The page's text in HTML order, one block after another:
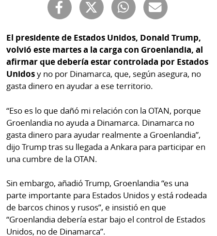
Buscador
Catálogos
Lotería
Kiosko
Luctuosas
RSS
Temas
Autores
Notas
al
Buenas
prácticas
SITIOS
Metro
por
Mi
Diario
El presidente de Estados Unidos, Donald Trump,
volvió este martes a la carga con Groenlandia, al
afirmar que debería estar controlada por Estados
Unidosy no por Dinamarca, que, según asegura, no
gasta dinero en ayudar a ese territorio.
“Eso es lo que dañó mi relación con la OTAN, porque
Groenlandia no ayuda a Dinamarca. Dinamarca no
gasta dinero para ayudar realmente a Groenlandia”,
dijo Trump tras su llegada a Ankara para participar en
una cumbre de la OTAN.
Sin embargo, añadió Trump, Groenlandia “es una
parte importante para Estados Unidos y está rodeada
de barcos chinos y rusos”, e insistió en que
“Groenlandia debería estar bajo el control de Estados
Unidos, no de Dinamarca”.